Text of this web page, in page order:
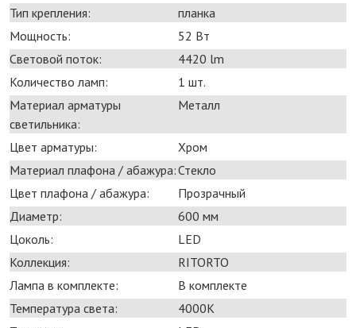
Тип крепления:
планка
Мощность:
52 Bт
Световой поток:
4420 lm
Количество ламп:
1 шт.
Материал арматуры
светильника:
Металл
Цвет арматуры:
Хром
Материал плафона / абажура:Стекло
Цвет плафона / абажура:
Прозрачный
Диаметр:
600 мм
Цоколь:
LED
Коллекция:
RITORTO
Лампа в комплекте:
В комплекте
Температура света:
4000K